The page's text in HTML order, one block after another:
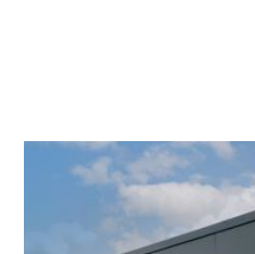
Wat is er juist inbegrepen